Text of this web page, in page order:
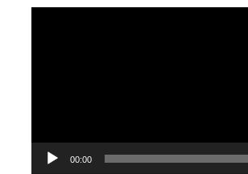
00:00